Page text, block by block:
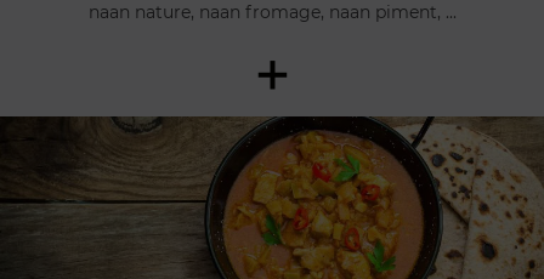
naan nature, naan fromage, naan piment, ...
+